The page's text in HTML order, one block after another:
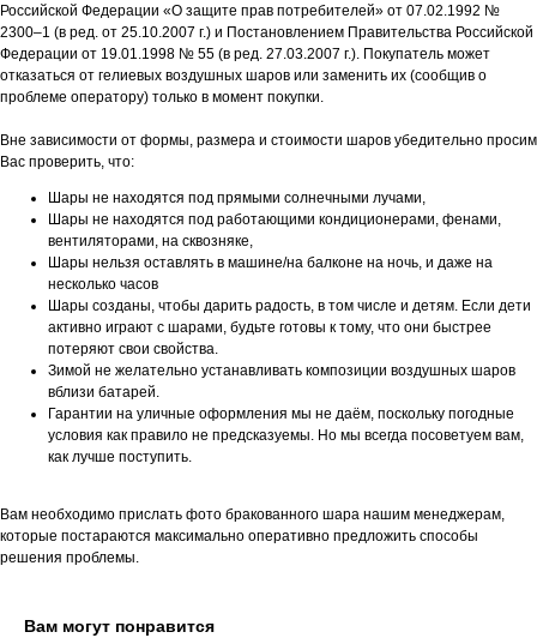
Российской Федерации «О защите прав потребителей» от 07.02.1992 №
2300–1 (в ред. от 25.10.2007 г.) и Постановлением Правительства Российской
Федерации от 19.01.1998 № 55 (в ред. 27.03.2007 г.). Покупатель может
отказаться от гелиевых воздушных шаров или заменить их (сообщив о
проблеме оператору) только в момент покупки.
Вне зависимости от формы, размера и стоимости шаров убедительно просим
Вас проверить, что:
Шары не находятся под прямыми солнечными лучами,
Шары не находятся под работающими кондиционерами, фенами,
вентиляторами, на сквозняке,
Шары нельзя оставлять в машине/на балконе на ночь, и даже на
несколько часов
Шары созданы, чтобы дарить радость, в том числе и детям. Если дети
активно играют с шарами, будьте готовы к тому, что они быстрее
потеряют свои свойства.
Зимой не желательно устанавливать композиции воздушных шаров
вблизи батарей.
Гарантии на уличные оформления мы не даём, поскольку погодные
условия как правило не предсказуемы. Но мы всегда посоветуем вам,
как лучше поступить.
Вам необходимо прислать фото бракованного шара нашим менеджерам,
которые постараются максимально оперативно предложить способы
решения проблемы.
Вам могут понравится